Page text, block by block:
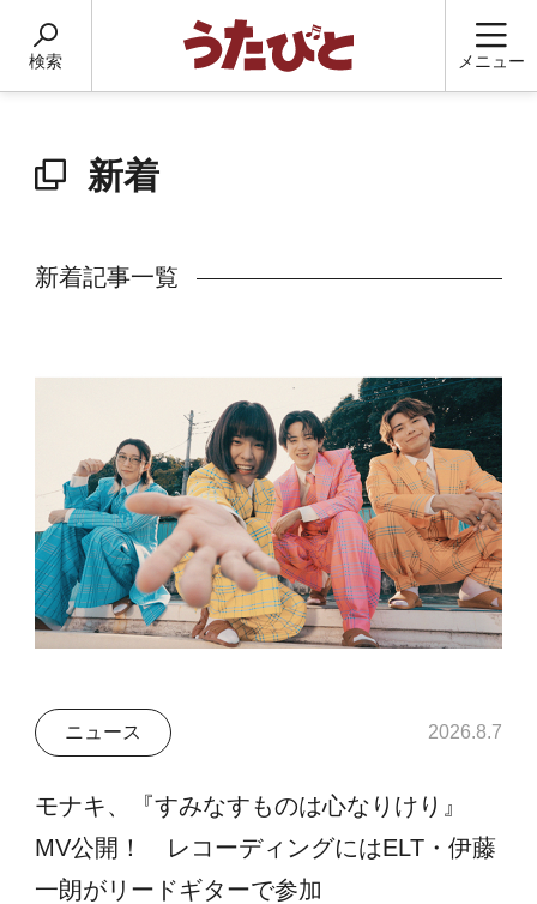
検索 メニュー
新着
新着記事一覧
ニュース 2026.8.7
モナキ、『すみなすものは心なりけり』
MV公開！ レコーディングにはELT・伊藤
一朗がリードギターで参加